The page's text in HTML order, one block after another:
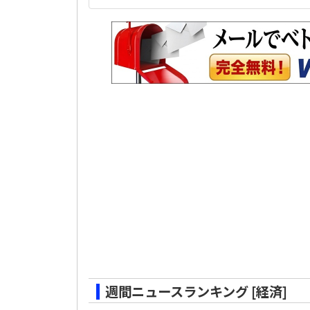
週間ニュースランキング [経済]